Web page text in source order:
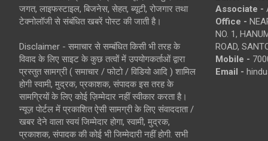
जगत, लाइफस्टाइल, बिजनेस, सेहत, ब्यूटी, रोजगार तथा
टेक्नोलॉजी से संबंधित खबरें पोस्ट की जाती है।
Disclaimer - समाचार से सम्बंधित किसी भी तरह के
विवाद के लिए साइट के कुछ तत्वों में उपयोगकर्ताओं द्वारा
प्रस्तुत सामग्री ( समाचार / फोटो / विडियो आदि ) शामिल
होगी स्वामी, मुद्रक, प्रकाशक, संपादक इस तरह के
सामग्रियों के लिए कोई ज़िम्मेदार नहीं स्वीकार करता है।
न्यूज़ पोर्टल में प्रकाशित ऐसी सामग्री के लिए संवाददाता /
खबर देने वाला स्वयं जिम्मेदार होगा, स्वामी, मुद्रक,
प्रकाशक, संपादक की कोई भी जिम्मेदारी नहीं होगी. सभी
Associate -
Office -
NO. 1,
ROAD,
Mobile -
Email -